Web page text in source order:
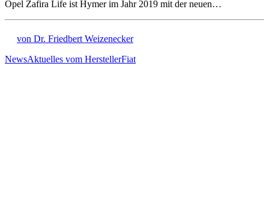
Opel Zafira Life ist Hymer im Jahr 2019 mit der neuen…
von Dr. Friedbert Weizenecker
NewsAktuelles vom HerstellerFiat